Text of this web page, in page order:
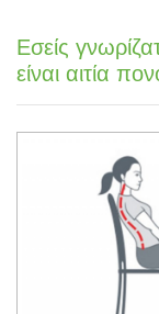
Εσείς
είναι αιτία